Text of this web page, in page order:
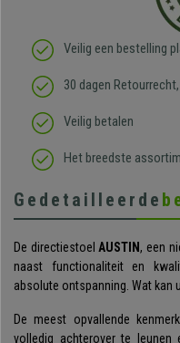
Veilig een bestelling
30 dagen
Veilig betalen
Het breedste
Gedetailleerde
De directiestoelAUSTIN, een
naast functionaliteit en
absolute ontspanning. Wat kan
De meest opvallende
volledig achterover te leunen